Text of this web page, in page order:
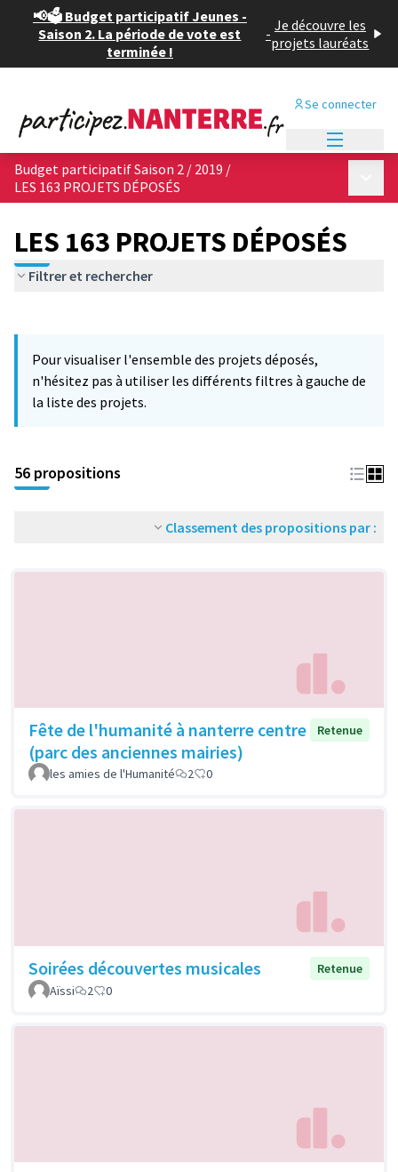
📢🗳️ Budget participatif Jeunes -
Saison 2. La période de vote est
terminée !
- Je découvre les
projets lauréats
Se connecter
Budget participatif Saison 2 / 2019 /
LES 163 PROJETS DÉPOSÉS
LES 163 PROJETS DÉPOSÉS
Filtrer et rechercher
−
Pour visualiser l'ensemble des projets déposés,
n'hésitez pas à utiliser les différents filtres à gauche de
la liste des projets.
56 propositions
Classement des propositions par :
Fête de l'humanité à nanterre centre
(parc des anciennes mairies)
Retenue
les amies de l'Humanité 2 0
Soirées découvertes musicales
Retenue
Aïssi
2 0